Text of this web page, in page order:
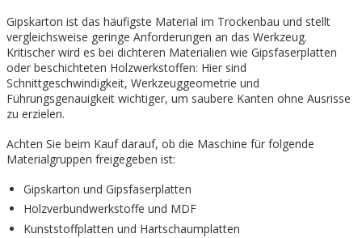
Gipskarton ist das häufigste Material im Trockenbau und stellt
vergleichsweise geringe Anforderungen an das Werkzeug.
Kritischer wird es bei dichteren Materialien wie Gipsfaserplatten
oder beschichteten Holzwerkstoffen: Hier sind
Schnittgeschwindigkeit, Werkzeuggeometrie und
Führungsgenauigkeit wichtiger, um saubere Kanten ohne Ausrisse
zu erzielen.
Achten Sie beim Kauf darauf, ob die Maschine für folgende
Materialgruppen freigegeben ist:
Gipskarton und Gipsfaserplatten
Holzverbundwerkstoffe und MDF
Kunststoffplatten und Hartschaumplatten